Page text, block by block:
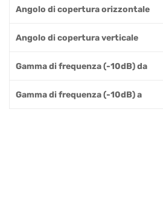
Angolo di copertura orizzontale
Angolo di copertura verticale
Gamma di frequenza (-10dB) da
Gamma di frequenza (-10dB) a